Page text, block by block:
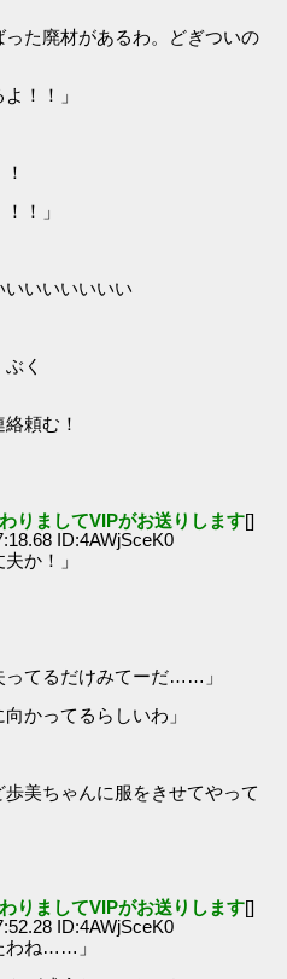
た廃材があるわ。どぎついの
！！」
！」
いいいいいい
く
頼む！
りましてVIPがお送りします[]
ID:4AWjSceK0
か！」
ってるだけみてーだ……」
かってるらしいわ」
美ちゃんに服をきせてやって
りましてVIPがお送りします[]
ID:4AWjSceK0
わね……」